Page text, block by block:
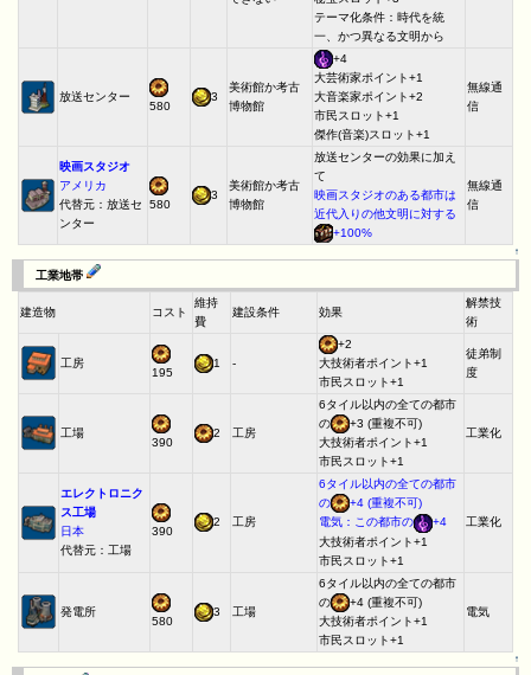
テーマ化条件：時代を統
一、かつ異なる文明から
放送センター
580
3
美術館か考古
博物館
+4
大芸術家ポイント+1
大音楽家ポイント+2
市民スロット+1
傑作(音楽)スロット+1
無線通
信
映画スタジオ
アメリカ
代替元：放送セ
ンター
580
3
美術館か考古
博物館
放送センターの効果に加え
て
映画スタジオのある都市は
近代入りの他文明に対する
+100%
無線通
信
↑
工業地帯
建造物 コスト
維持
費
建設条件 効果
解禁技
術
工房
195
1 -
+2
大技術者ポイント+1
市民スロット+1
徒弟制
度
工場
390
2 工房
6タイル以内の全ての都市
の
+3 (重複不可)
大技術者ポイント+1
市民スロット+1
工業化
エレクトロニク
ス工場
日本
代替元：工場
390
2 工房
6タイル以内の全ての都市
の
+4 (重複不可)
電気：この都市の
+4
大技術者ポイント+1
市民スロット+1
工業化
発電所
580
3 工場
6タイル以内の全ての都市
の
+4 (重複不可)
大技術者ポイント+1
市民スロット+1
電気
↑